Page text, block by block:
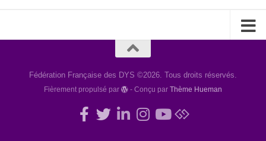
Fédération Française des DYS ©2026. Tous droits réservés.
Fièrement propulsé par - Conçu par Thème Hueman